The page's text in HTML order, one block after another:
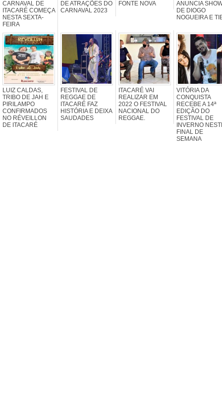
CARNAVAL DE
ITACARÉ COMEÇA
NESTA SEXTA-
FEIRA
DE ATRAÇÕES DO
CARNAVAL 2023
FONTE NOVA
ANUNCIA
DE DIOGO
NOGUEIRA E
LUIZ CALDAS,
TRIBO DE JAH E
PIRILAMPO
CONFIRMADOS
NO RÉVEILLON
DE ITACARÉ
FESTIVAL DE
REGGAE DE
ITACARÉ FAZ
HISTÓRIA E DEIXA
SAUDADES
ITACARÉ VAI
REALIZAR EM
2022 O FESTIVAL
NACIONAL DO
REGGAE.
VITÓRIA DA
CONQUISTA
RECEBE A 14ª
EDIÇÃO DO
FESTIVAL DE
INVERNO
FINAL DE
SEMANA